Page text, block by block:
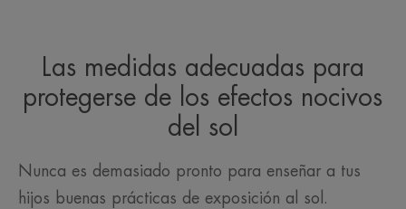
Las medidas adecuadas para
protegerse de los efectos nocivos
del sol
Nunca es demasiado pronto para enseñar a tus
hijos buenas prácticas de exposición al sol.